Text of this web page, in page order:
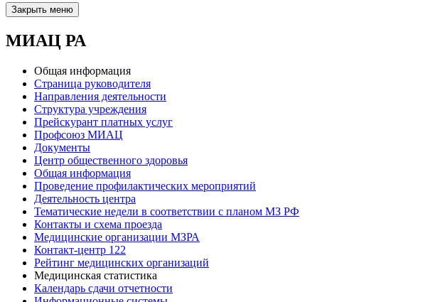
Закрыть меню
МИАЦ РА
Общая информация
Страница руководителя
Направления деятельности
Структура учреждения
Прейскурант платных услуг
Профсоюз МИАЦ
Документы
Центр общественного здоровья
Общая информация
Проведение профилактических мероприятий
Деятельность центра
Тематические недели в соответствии с планом МЗ РФ
Контакты и схема проезда
Медицинские организации МЗРА
Контакт-центр 122
Рейтинг медицинских организаций
Медицинская статистика
Календарь сдачи отчетности